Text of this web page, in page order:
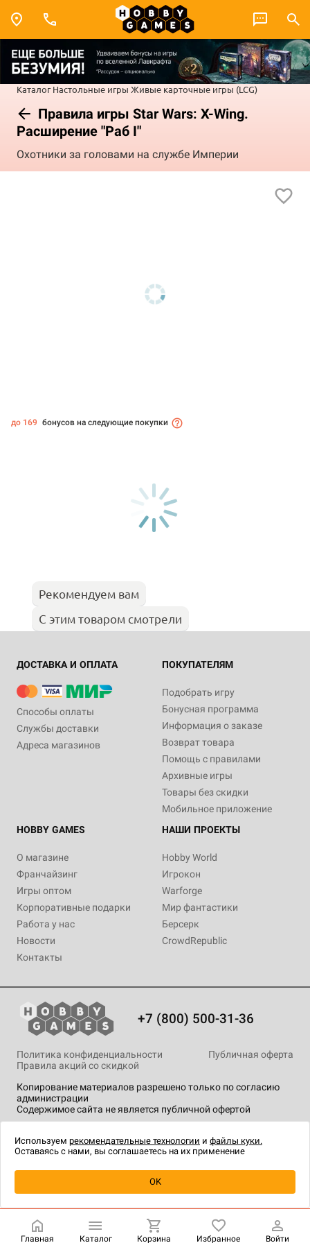
Каталог Настольные игры Живые карточные игры (LCG)
Правила игры Star Wars: X-Wing.
Расширение "Раб I"
Охотники за головами на службе Империи
Уведомить о наличии
до 169 бонусов на следующие покупки
Рекомендуем вам
С этим товаром смотрели
ДОСТАВКА И ОПЛАТА
Способы оплаты
Службы доставки
Адреса магазинов
ПОКУПАТЕЛЯМ
Подобрать игру
Бонусная программа
Информация о заказе
Возврат товара
Помощь с правилами
Архивные игры
Товары без скидки
Мобильное приложение
HOBBY GAMES
О магазине
Франчайзинг
Игры оптом
Корпоративные подарки
Работа у нас
Новости
Контакты
НАШИ ПРОЕКТЫ
Hobby World
Игрокон
Warforge
Мир фантастики
Берсерк
CrowdRepublic
+7 (800) 500-31-36
Копирование материалов разрешено только по согласию
администрации
Содержимое сайта не является публичной офертой
Политика конфиденциальности
Публичная оферта
Правила акций со скидкой
технологии.
Главная Каталог Корзина Избранное Войти
Используем рекомендательные технологии и файлы куки.
Оставаясь с нами, вы соглашаетесь на их применение
OK